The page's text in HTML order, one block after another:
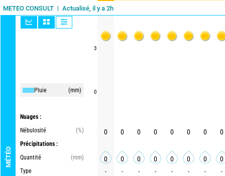
METEO CONSULT Actualisé, il y a 2h
MÉTÉO
Pluie (mm)
Nuages :
Nébulosité
(%)
Précipitations :
Quantité
(mm)
Type
3
0
0 0 0 0 0 0 0 0
0 0 0 0 0 0 0 0
- - - - - - - -